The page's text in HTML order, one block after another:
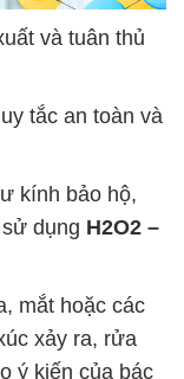
và tuân thủ
tắc an toàn và
kính bảo hộ,
dụng H2O2 –
mắt hoặc các
xảy ra, rửa
ý kiến của bác